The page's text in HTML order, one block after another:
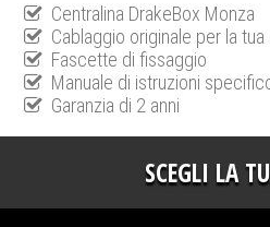
Centralina DrakeBox Monza
Cablaggio originale per la tua
Fascette di fissaggio
Manuale di istruzioni
Garanzia di 2 anni
SCEGLI LA